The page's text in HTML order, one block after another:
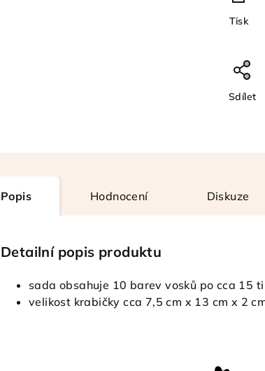
Tisk
Sdílet
Popis Hodnocení Diskuze
Detailní popis produktu
sada obsahuje 10 barev vosků po cca 15
velikost krabičky cca 7,5 cm x 13 cm x 2